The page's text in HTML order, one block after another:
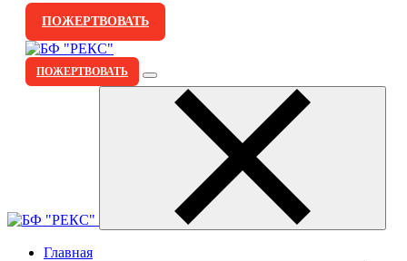
ПОЖЕРТВОВАТЬ
ПОЖЕРТВОВАТЬ
Главная